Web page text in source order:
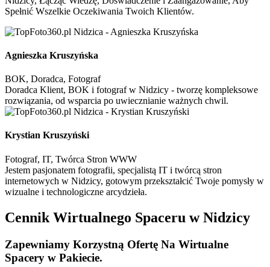
Spełnić Wszelkie Oczekiwania Twoich Klientów.
Agnieszka Kruszyńska
BOK, Doradca, Fotograf
Doradca Klient, BOK i fotograf w Nidzicy - tworzę kompleksowe
rozwiązania, od wsparcia po uwiecznianie ważnych chwil.
Krystian Kruszyński
Fotograf, IT, Twórca Stron WWW
Jestem pasjonatem fotografii, specjalistą IT i twórcą stron
internetowych w Nidzicy, gotowym przekształcić Twoje pomysły w
wizualne i technologiczne arcydzieła.
Cennik Wirtualnego Spaceru w Nidzicy
Zapewniamy Korzystną Ofertę Na Wirtualne
Spacery w Pakiecie.